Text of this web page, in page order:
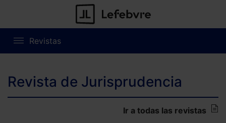
Revistas
Revista de Jurisprudencia
Ir a todas las revistas